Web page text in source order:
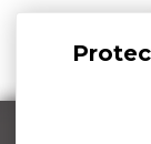
Panneau de